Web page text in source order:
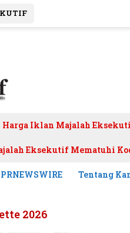
Harga Iklan Majalah
Eksekutif Mematuhi
PRNEWSWIRE Tentang
2026